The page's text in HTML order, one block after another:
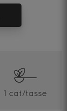
1 cat/tasse